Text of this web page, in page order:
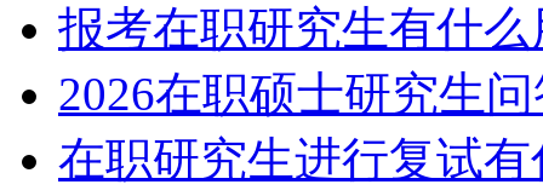
报考在职研究生有什
2026在职硕士研究生
在职研究生进行复试